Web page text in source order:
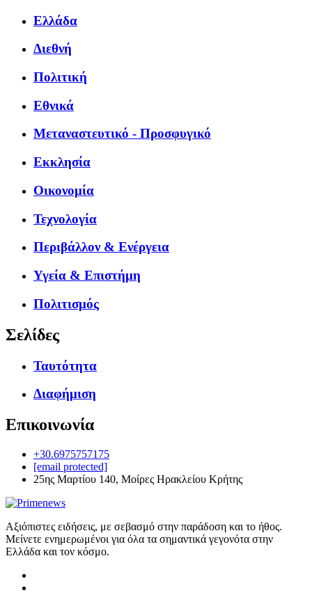
Ελλάδα
Διεθνή
Πολιτική
Εθνικά
Μεταναστευτικό - Προσφυγικό
Εκκλησία
Οικονομία
Τεχνολογία
Περιβάλλον & Ενέργεια
Υγεία & Επιστήμη
Πολιτισμός
Σελίδες
Ταυτότητα
Διαφήμιση
Επικοινωνία
+30.6975757175
[email protected]
25ης Μαρτίου 140, Μοίρες Ηρακλείου Κρήτης
Αξιόπιστες ειδήσεις, με σεβασμό στην παράδοση και το ήθος.
Μείνετε ενημερωμένοι για όλα τα σημαντικά γεγονότα στην
Ελλάδα και τον κόσμο.